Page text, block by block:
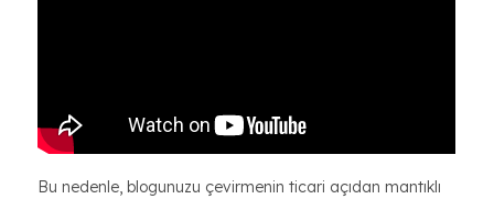
Bu nedenle, blogunuzu çevirmenin ticari açıdan mantıklı